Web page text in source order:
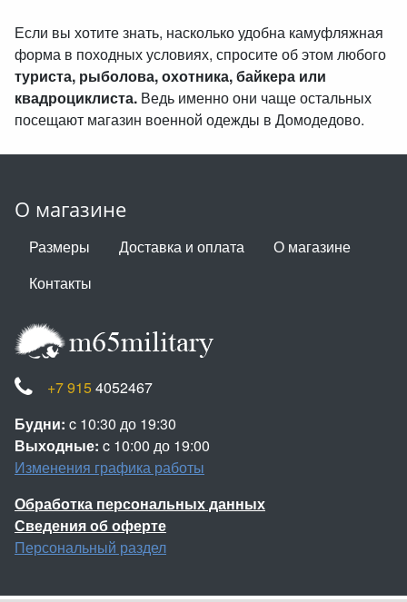
Если вы хотите знать, насколько удобна камуфляжная
форма в походных условиях, спросите об этом любого
туриста, рыболова, охотника, байкера или
квадроциклиста. Ведь именно они чаще остальных
посещают магазин военной одежды в Домодедово.
О магазине
Размеры Доставка и оплата
О магазине
Контакты
+7 915 4052467
Будни: c 10:30 до 19:30
Выходные: c 10:00 до 19:00
Изменения графика работы
Обработка персональных данных
Сведения об оферте
Персональный раздел